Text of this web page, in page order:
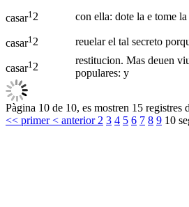
casar1 2 con ella: dote la e tome la
casar1 2 reuelar el tal secreto
casar1 2
restitucion. Mas deuen
populares: y
Pàgina 10 de 10, es mostren 15
<< primer< anterior 2 3 4 5 6 7 8 9 10